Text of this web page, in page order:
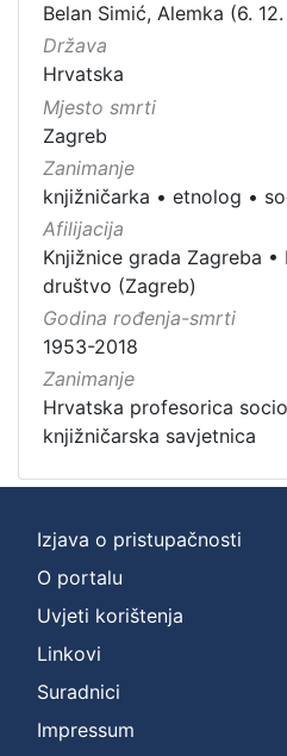
Belan Simić, Alemka (6.
Država
Hrvatska
Mjesto smrti
Zagreb
Zanimanje
knjižničarka • etnolog •
Afilijacija
Knjižnice grada Zagreba •
društvo (Zagreb)
Godina rođenja-smrti
1953-2018
Zanimanje
Hrvatska profesorica
knjižničarska savjetnica
Izjava o pristupačnosti
O portalu
Uvjeti korištenja
Linkovi
Suradnici
Impressum